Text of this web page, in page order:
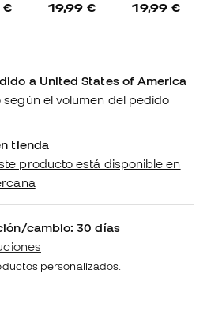
€ 19,99 € 19,99 €
a United States of America
según el volumen del pedido
tienda
producto está disponible en
cambio: 30 días
personalizados.